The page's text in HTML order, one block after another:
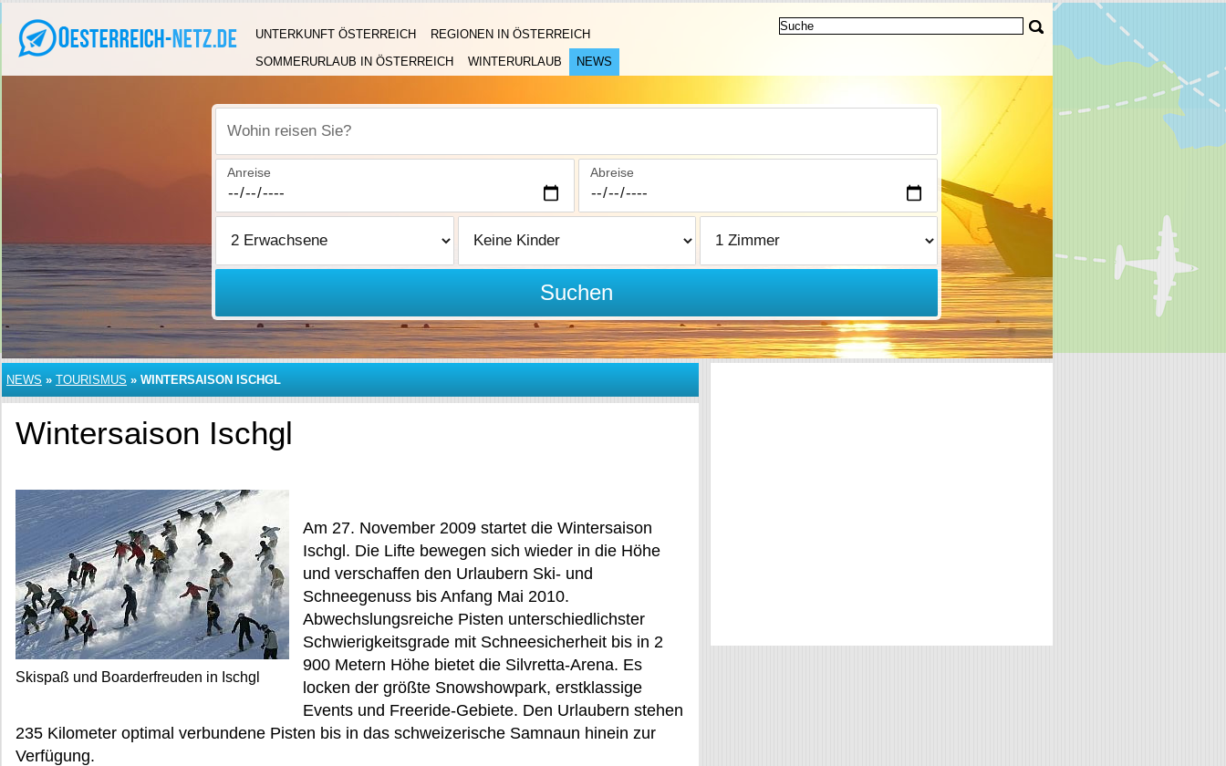
UNTERKUNFT ÖSTERREICH
REGIONEN IN ÖSTERREICH
SOMMERURLAUB IN ÖSTERREICH
WINTERURLAUB NEWS
Wohin reisen Sie?
Anreise Abreise
Suchen
NEWS » TOURISMUS » WINTERSAISON ISCHGL
Wintersaison Ischgl
Skispaß und Boarderfreuden in Ischgl
Am 27. November 2009 startet die Wintersaison
Ischgl. Die Lifte bewegen sich wieder in die Höhe
und verschaffen den Urlaubern Ski- und
Schneegenuss bis Anfang Mai 2010.
Abwechslungsreiche Pisten unterschiedlichster
Schwierigkeitsgrade mit Schneesicherheit bis in 2
900 Metern Höhe bietet die Silvretta-Arena. Es
locken der größte Snowshowpark, erstklassige
Events und Freeride-Gebiete. Den Urlaubern stehen
235 Kilometer optimal verbundene Pisten bis in das schweizerische Samnaun hinein zur
Verfügung.